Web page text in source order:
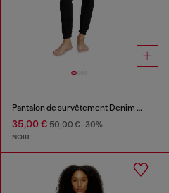
Pantalon de survêtement Denim Division
35,00 € 50,00 €-30%
NOIR